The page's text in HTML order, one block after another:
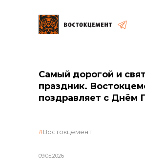
Закупки
общая информация
Самый дорогой и
праздник.
поздравляет с Днём
09.05.2026
Востокцемент